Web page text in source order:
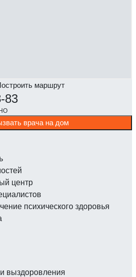
маршрут
врача на дом
центр
психического здоровья
выздоровления